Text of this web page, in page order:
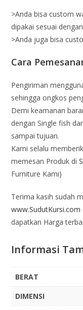
>Anda bisa custom
dipakai sesuai
>Anda juga bisa
Cara
Pengiriman
sehingga ongkos
Demi keamanan
dengan Single fish
sampai tujuan.
Kami selalu
memesan Produk di
Furniture Kami)
Terima kasih sudah
www.SudutKursi.com
dapatkan Harga
Informasi
BERAT
DIMENSI